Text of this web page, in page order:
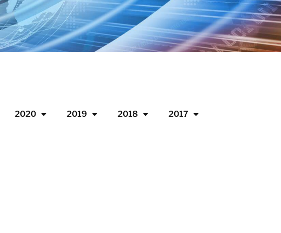
2020 2019 2018 2017